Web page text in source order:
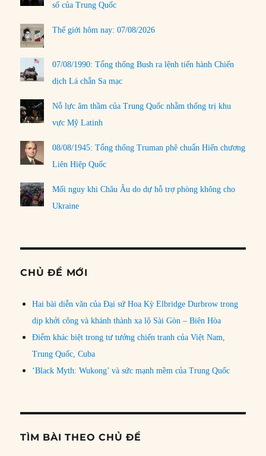
số của Trung Quốc
Thế giới hôm nay: 07/08/2026
07/08/1990: Tổng thống Bush ra lệnh tiến hành Chiến
dịch Lá chắn Sa mạc
Nỗ lực âm thầm của Trung Quốc nhằm thống trị khu
vực Mỹ Latinh
08/08/1945: Tổng thống Truman phê chuẩn Hiến chương
Liên Hiệp Quốc
Mối nguy khi Châu Âu do dự hỗ trợ phòng không cho
Ukraine
CHỦ ĐỀ MỚI
Hai bài diễn văn của Đại sứ Hoa Kỳ Elbridge Durbrow trong
dịp khởi công và khánh thành xa lộ Sài Gòn – Biên Hòa
Điểm khác biệt trong tư tưởng chiến tranh của Việt Nam,
Trung Quốc, Cuba
‘Black Myth: Wukong’ và sức mạnh mềm của Trung Quốc
TÌM BÀI THEO CHỦ ĐỀ